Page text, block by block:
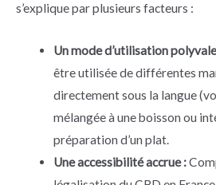
s’explique par plusieurs facteurs :
Un mode d’utilisation
être utilisée de différentes
directement sous la langue
mélangée à une boisson ou
préparation d’un plat.
Une accessibilité accrue :